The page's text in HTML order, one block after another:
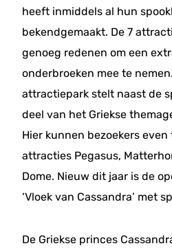
heeft inmiddels al hun
bekendgemaakt. De 7
genoeg redenen om een
onderbroeken mee te
attractiepark stelt naast de
deel van het Griekse
Hier kunnen bezoekers
attracties Pegasus,
Dome. Nieuw dit jaar is de
‘Vloek van Cassandra’ met
De Griekse princes